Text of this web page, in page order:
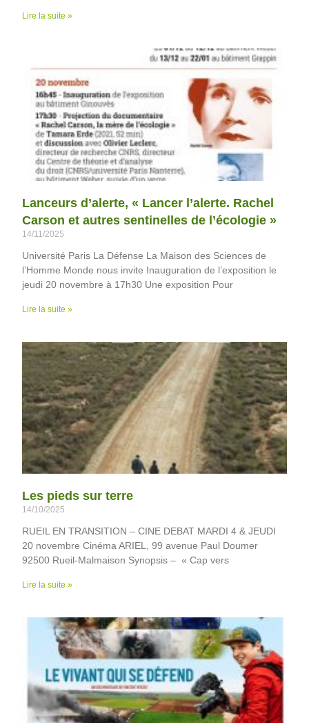
Lire la suite »
Lanceurs d’alerte, « Lancer l’alerte. Rachel
Carson et autres sentinelles de l’écologie »
14/11/2025
Université Paris La Défense La Maison des Sciences de
l’Homme Monde nous invite Inauguration de l’exposition le
jeudi 20 novembre à 17h30 Une exposition Pour
Lire la suite »
Les pieds sur terre
14/10/2025
RUEIL EN TRANSITION – CINE DEBAT MARDI 4 & JEUDI
20 novembre Cinéma ARIEL, 99 avenue Paul Doumer
92500 Rueil-Malmaison Synopsis – « Cap vers
Lire la suite »